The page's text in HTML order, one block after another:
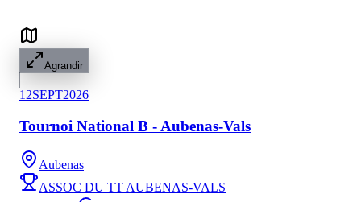
Agrandir
12SEPT2026
Tournoi National B - Aubenas-Vals
Aubenas
ASSOC DU TT AUBENAS-VALS